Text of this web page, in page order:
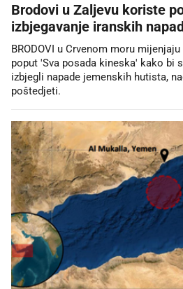
Brodovi u Zaljevu koriste
izbjegavanje iranskih
BRODOVI u Crvenom moru
poput 'Sva posada kineska' kako bi
izbjegli napade jemenskih hutista,
poštedjeti.